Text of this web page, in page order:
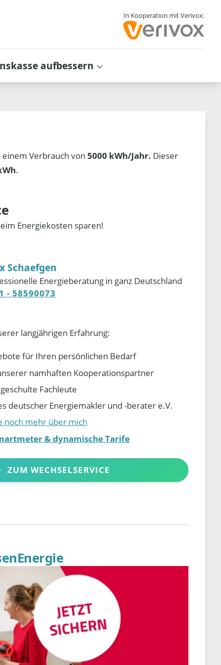
In Kooperation mit Verivox:
aufbessern
Verbrauch von5000 kWh/Jahr. Dieser
.
Energiekosten sparen!
Schaefgen
Energieberatung in ganz Deutschland
- 58590073
langjährigen Erfahrung:
für Ihren persönlichen Bedarf
namhaften Kooperationspartner
Fachleute
deutscher Energiemakler und -berater e.V.
noch mehr über mich
& dynamische Tarife
ZUM WECHSELSERVICE